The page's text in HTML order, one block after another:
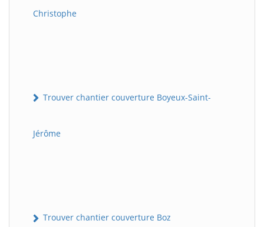
Christophe
Trouver chantier couverture Boyeux-Saint-
Jérôme
Trouver chantier couverture Boz